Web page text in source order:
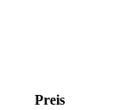
Preis